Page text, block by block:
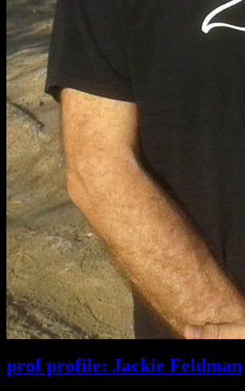
prof profile: Jackie Feldman